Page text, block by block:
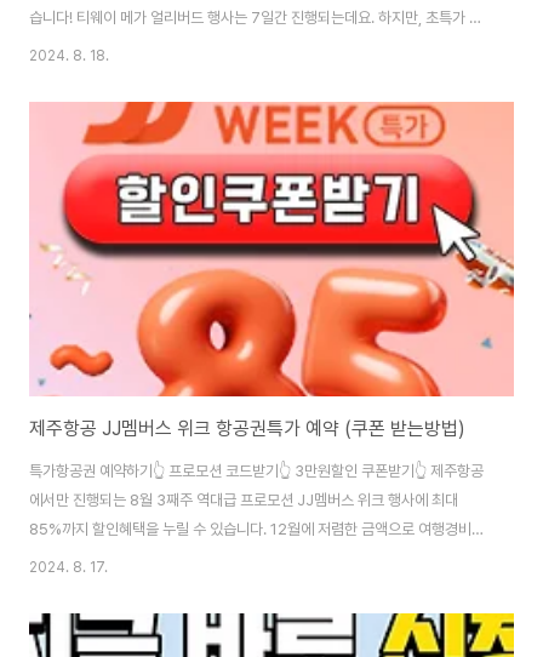
습니다! 티웨이 메가 얼리버드 행사는 7일간 진행되는데요. 하지만, 초특가 항
공권 예매는 딱 3일만 선착순으로 예약이 가능하니 지금 보는 즉시 예매를 해
로 5만원 할인쿠폰과 함께 숙박할인 쿠폰 15%할인쿠폰도 같이 받을 수 있으
니 사라지기전 쿠폰부터 득템해가세요!
2024. 8. 18.
제주항공 JJ멤버스 위크 항공권특가 예약 (쿠폰 받는방법)
특가항공권 예약하기👆 프로모션 코드받기👆 3만원할인 쿠폰받기👆 제주항공
에서만 진행되는 8월 3째주 역대급 프로모션 JJ멤버스 위크 행사에 최대
85%까지 할인혜택을 누릴 수 있습니다. 12월에 저렴한 금액으로 여행경비를
확 낮추고 싶다면, 미리 3만원 할인쿠폰과 프로모션 코드까지 받으시면 되는데
소식이 줄곧 올라오고 있습니다. 이에 접속량이 많아 서버에 접속이 안되는 경
우도 많으니 지금 당장 쿠폰부터 미리 받아주시는 것을 서둘러주세요!
2024. 8. 17.